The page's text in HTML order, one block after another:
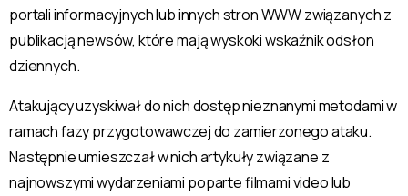
portali informacyjnych lub innych stron WWW związanych z
publikacją newsów, które mają wyskoki wskaźnik odsłon
dziennych.
Atakujący uzyskiwał do nich dostęp nieznanymi metodami w
ramach fazy przygotowawczej do zamierzonego ataku.
Następnie umieszczał w nich artykuły związane z
najnowszymi wydarzeniami poparte filmami video lub